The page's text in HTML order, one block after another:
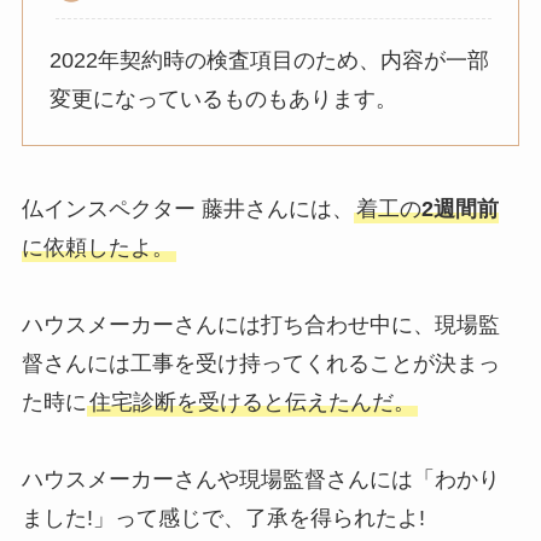
2022年契約時の検査項目のため、内容が一部
変更になっているものもあります。
仏インスペクター 藤井さんには、 着工の2週間前
に依頼したよ。
ハウスメーカーさんには打ち合わせ中に、現場監
督さんには工事を受け持ってくれることが決まっ
た時に住宅診断を受けると伝えたんだ。
ハウスメーカーさんや現場監督さんには「わかり
ました!」って感じで、了承を得られたよ!